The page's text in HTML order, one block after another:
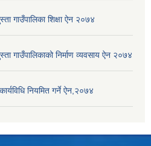
गाउँपालिका शिक्षा ऐन २०७४
गाउँपालिकाको निर्माण व्यवसाय ऐन २०७४
नियमित गर्ने ऐन,२०७४